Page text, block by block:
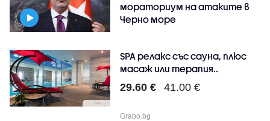
мораториум на атаките в
Черно море
SPA релакс със сауна, плюс
масаж или терапия..
29.60 € 41.00 €
Grabo.bg